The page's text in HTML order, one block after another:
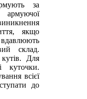
за
якщо
вдавлюють
склад.
Для
куточки.
всієї
до